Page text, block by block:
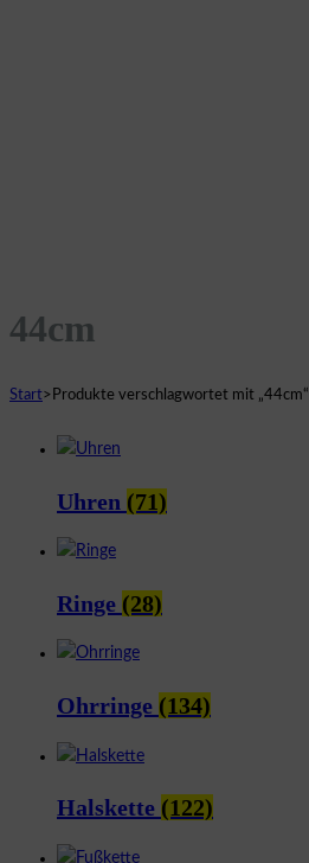
44cm
Start> Produkte verschlagwortet mit „44cm“
Uhren (71)
Ringe (28)
Ohrringe (134)
Halskette (122)